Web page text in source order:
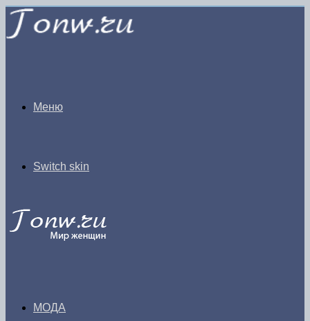
Меню
Switch skin
МОДА